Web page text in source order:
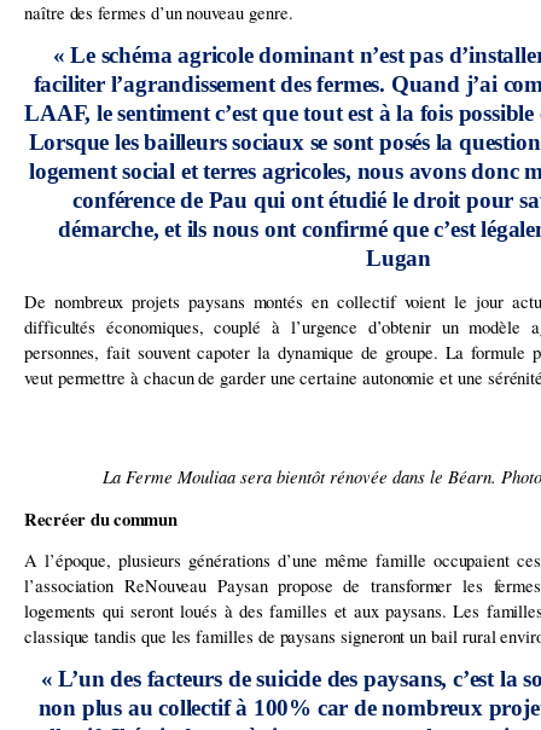
naître des fermes d’un nouveau genre.
« Le schéma agricole dominant n’est pas
faciliter l’agrandissement des fermes. Quand j’ai
LAAF, le sentiment c’est que tout est à la fois
Lorsque les bailleurs sociaux se sont posés la
logement social et terres agricoles, nous avons donc
conférence de Pau qui ont étudié le droit pour
démarche, et ils nous ont confirmé que c’est
Lugan
De nombreux projets paysans montés en collectif voient le jour
difficultés économiques, couplé à l’urgence d’obtenir un modèle
personnes, fait souvent capoter la dynamique de groupe. La formule
veut permettre à chacun de garder une certaine autonomie et une
La Ferme Mouliaa sera bientôt rénovée dans le Béarn.
Recréer du commun
A l’époque, plusieurs générations d’une même famille occupaient
l’association ReNouveau Paysan propose de transformer les
logements qui seront loués à des familles et aux paysans. Les
classique tandis que les familles de paysans signeront un bail rural
« L’un des facteurs de suicide des paysans, c’est la
non plus au collectif à 100% car de nombreux